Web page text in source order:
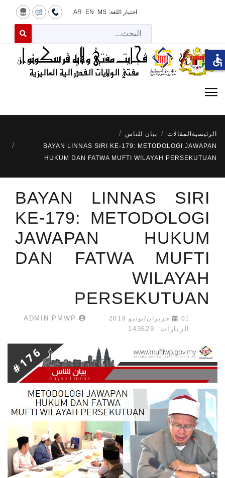
اختيار اللغة: MS
EN
AR
for results.
الرئيسية المقالات
بيان للناس
BAYAN LINNAS SIRI KE-179: METODOLOGI JAWAPAN
HUKUM DAN FATWA MUFTI WILAYAH PERSEKUTUAN
BAYAN LINNAS SIRI
KE-179: METODOLOGI
JAWAPAN HUKUM
DAN FATWA MUFTI
WILAYAH
PERSEKUTUAN
01 حزيران/يونيو 2019
الزيارات: 143629
accessible